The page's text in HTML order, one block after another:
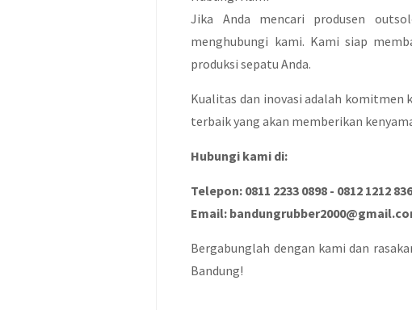
Jika Anda mencari produsen
menghubungi kami. Kami siap
produksi sepatu Anda.
Kualitas dan inovasi adalah komitmen
terbaik yang akan memberikan
Hubungi kami di:
Telepon: 0811 2233 0898 - 0812 1212
Email:
Bergabunglah dengan kami dan
Bandung!